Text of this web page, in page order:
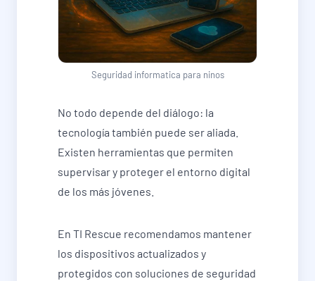
Seguridad informatica para ninos
No todo depende del diálogo: la
tecnología también puede ser aliada.
Existen herramientas que permiten
supervisar y proteger el entorno digital
de los más jóvenes.
En TI Rescue recomendamos mantener
los dispositivos actualizados y
protegidos con soluciones de seguridad